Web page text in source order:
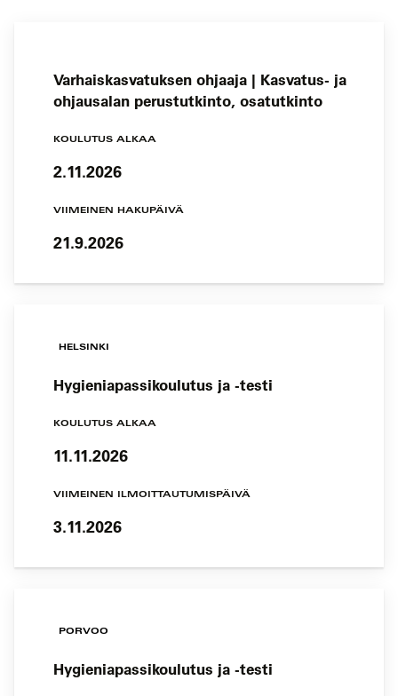
Varhaiskasvatuksen ohjaaja | Kasvatus- ja
ohjausalan perustutkinto, osatutkinto
KOULUTUS ALKAA
2.11.2026
VIIMEINEN HAKUPÄIVÄ
21.9.2026
HELSINKI
Hygieniapassikoulutus ja -testi
KOULUTUS ALKAA
11.11.2026
VIIMEINEN ILMOITTAUTUMISPÄIVÄ
3.11.2026
PORVOO
Hygieniapassikoulutus ja -testi